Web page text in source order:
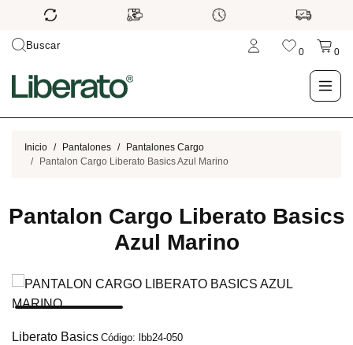
Buscar
0 0
LO NUEVO
BLOG
Inicio Pantalones
Pantalones Cargo
Pantalon Cargo Liberato Basics Azul Marino
Pantalon Cargo Liberato Basics
Azul Marino
Liberato Basics Código: lbb24-050